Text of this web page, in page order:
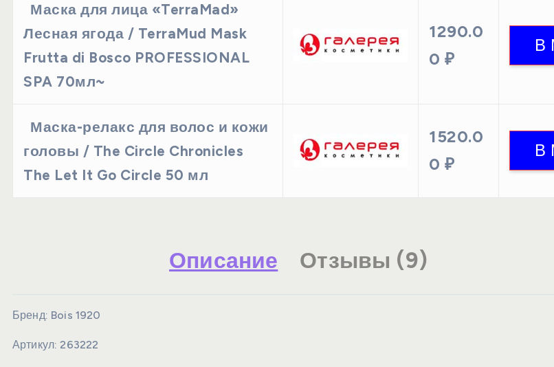
Маска для лица «TerraMad»
Лесная ягода / TerraMud Mask
Frutta di Bosco PROFESSIONAL
SPA 70мл~
1290.0
0 ₽
Маска-релакс для волос и кожи
головы / The Circle Chronicles
The Let It Go Circle 50 мл
1520.0
0 ₽
Описание Отзывы (9)
Бренд: Bois 1920
Артикул:263222